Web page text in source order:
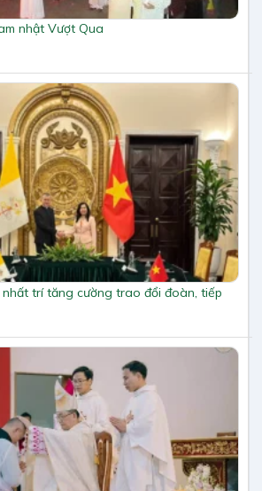
nhật Vượt Qua
trí tăng cường trao đổi đoàn, tiếp